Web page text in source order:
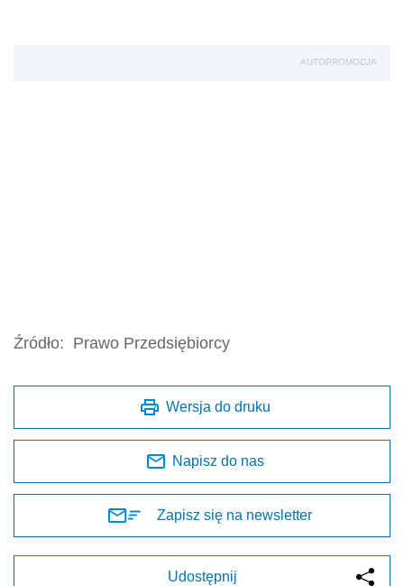
AUTOPROMOCJA
Źródło: Prawo Przedsiębiorcy
Wersja do druku
Napisz do nas
Zapisz się na newsletter
Udostępnij